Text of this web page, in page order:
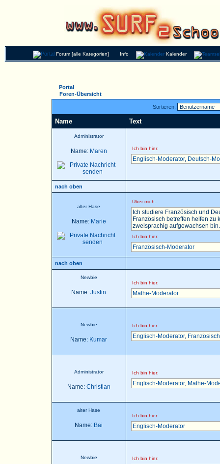
Forum [alle Kategorien] Info Kalender
Portal
Foren-Übersicht
Sortieren:
Name Text
Administrator
Name: Maren Ich bin hier:
Englisch-Moderator, Deutsch-
nach oben
alter Hase
Name: Marie
Über mich::
Ich studiere Französisch und
Französisch betreffen helfen zu
zweisprachig aufgewachsen
Ich bin hier:
Französisch-Moderator
nach oben
Newbie
Name: Justin
Ich bin hier:
Mathe-Moderator
Newbie
Name: Kumar
Ich bin hier:
Englisch-Moderator,
Administrator
Name: Christian
Ich bin hier:
Englisch-Moderator, Mathe-
alter Hase
Name: Bai
Ich bin hier:
Englisch-Moderator
Newbie Ich bin hier: